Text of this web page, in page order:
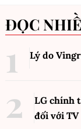
ĐỌC
Lý do
LG chính
đối với TV